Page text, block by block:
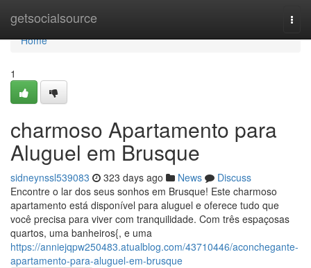
getsocialsource
Home
Home
1
charmoso Apartamento para
Aluguel em Brusque
sidneynssl539083 323 days ago News
Discuss
Encontre o lar dos seus sonhos em Brusque! Este charmoso
apartamento está disponível para aluguel e oferece tudo que
você precisa para viver com tranquilidade. Com três espaçosas
quartos, uma banheiros{, e uma
https://anniejqpw250483.atualblog.com/43710446/aconchegante-
apartamento-para-aluguel-em-brusque